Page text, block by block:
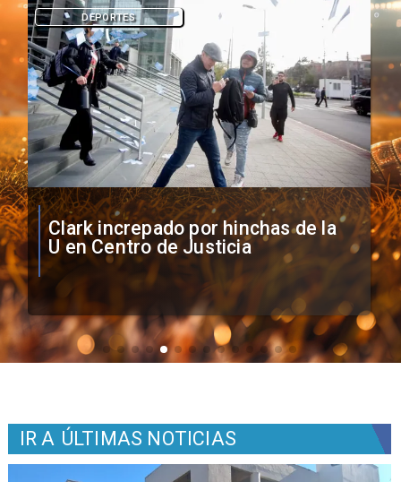
Vozinha firma contrato con Colo
Colo como nuevo arquero
DEPORTES
IR A ÚLTIMAS NOTICIAS